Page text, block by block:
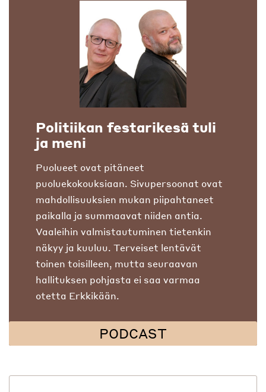
Politiikan festarikesä tuli
ja meni
Puolueet ovat pitäneet
puoluekokouksiaan. Sivupersoonat ovat
mahdollisuuksien mukan piipahtaneet
paikalla ja summaavat niiden antia.
Vaaleihin valmistautuminen tietenkin
näkyy ja kuuluu. Terveiset lentävät
toinen toisilleen, mutta seuraavan
hallituksen pohjasta ei saa varmaa
otetta Erkkikään.
PODCAST